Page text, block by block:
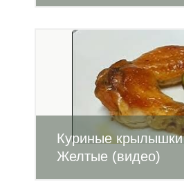
Куриные крылышки
Желтые (видео)